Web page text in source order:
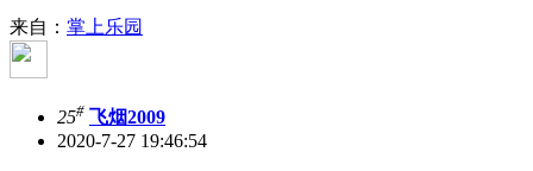
来自： 掌上乐园
25# 飞烟2009
2020-7-27 19:46:54